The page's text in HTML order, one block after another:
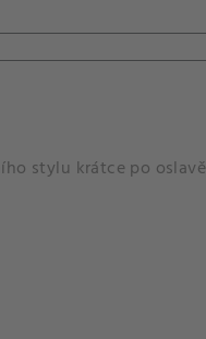
stylu krátce po oslavě